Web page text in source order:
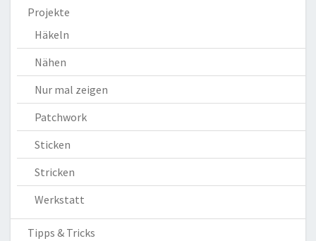
Projekte
Häkeln
Nähen
Nur mal zeigen
Patchwork
Sticken
Stricken
Werkstatt
Tipps & Tricks